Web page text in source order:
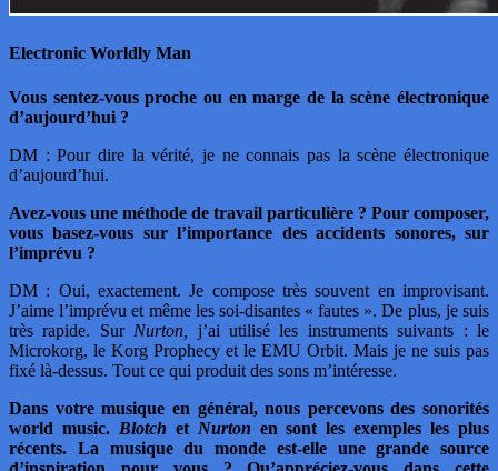
Electronic Worldly Man
Vous sentez-vous proche ou en marge de la scène électronique
d’aujourd’hui ?
DM : Pour dire la vérité, je ne connais pas la scène électronique
d’aujourd’hui.
Avez-vous une méthode de travail particulière ? Pour composer,
vous basez-vous sur l’importance des accidents sonores, sur
l’imprévu ?
DM : Oui, exactement. Je compose très souvent en improvisant.
J’aime l’imprévu et même les soi-disantes « fautes ». De plus, je suis
très rapide. Sur Nurton,
j’ai utilisé les instruments suivants : le
Microkorg, le Korg Prophecy et le EMU Orbit. Mais je ne suis pas
fixé là-dessus. Tout ce qui produit des sons m’intéresse.
Dans votre musique en général, nous percevons des sonorités
world music. Blotch et Nurton en sont les exemples les plus
récents. La musique du monde est-elle une grande source